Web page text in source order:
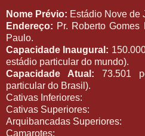
Nome Prévio: Estádio Nove de
Endereço: Pr. Roberto
Paulo.
Capacidade Inaugural:
estádio particular do mundo).
Capacidade Atual: 73.501
particular do Brasil).
Cativas Inferiores:
Cativas Superiores:
Arquibancadas Superiores:
Camarotes: